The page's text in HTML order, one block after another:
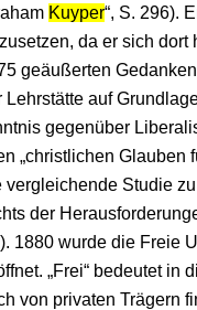
Kuyper“, S. 296).
da er sich
geäußerten
auf
gegenüber
„christlichen
Studie
der
1880 wurde die Freie
„Frei“ bedeutet
von privaten Trägern